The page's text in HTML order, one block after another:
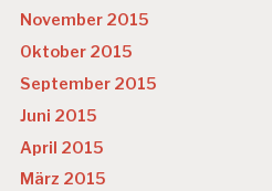
November 2015
Oktober 2015
September 2015
Juni 2015
April 2015
März 2015